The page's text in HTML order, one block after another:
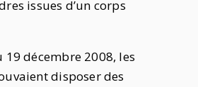
issues d’un corps
décembre 2008, les
disposer des